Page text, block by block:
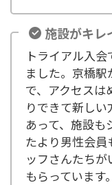
施設がキレ
トライアル入
ました。京橋
で、アクセスは
りできて新し
あって、施設も
たより男性会員
ッフさんたち
もらっています。